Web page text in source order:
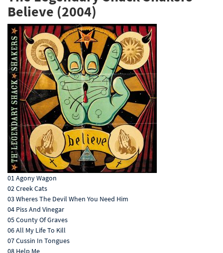
Believe (2004)
01 Agony Wagon
02 Creek Cats
03 Wheres The Devil When You Need Him
04 Piss And Vinegar
05 County Of Graves
06 All My Life To Kill
07 Cussin In Tongues
08 Help Me